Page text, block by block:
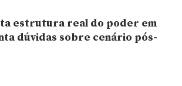
estrutura real do poder em
dúvidas sobre cenário pós-